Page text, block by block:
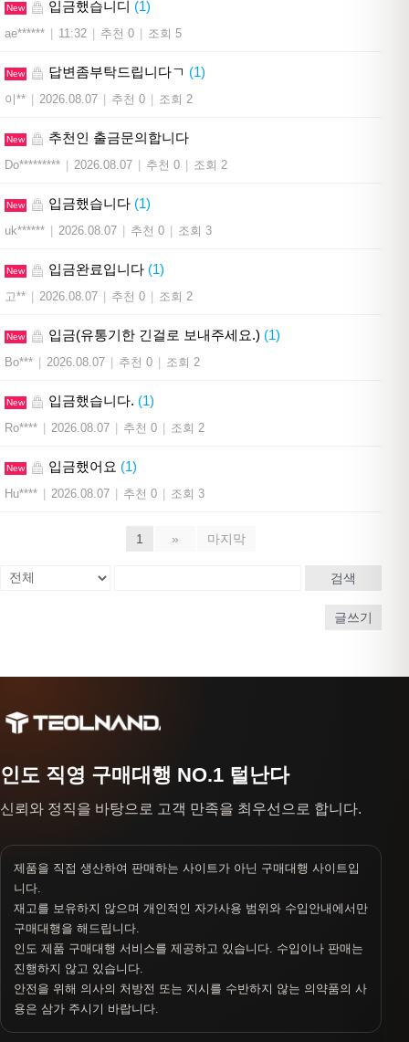
New 입금했습니디 (1)
ae****** 11:32 추천 0 조회 5
New 답변좀부탁드립니다ㄱ (1)
이** 2026.08.07 추천 0 조회 2
New 추천인 출금문의합니다
Do********* 2026.08.07 추천 0 조회 2
New 입금했습니다 (1)
uk****** 2026.08.07 추천 0 조회 3
New 입금완료입니다 (1)
고** 2026.08.07 추천 0 조회 2
New 입금(유통기한 긴걸로 보내주세요.) (1)
Bo*** 2026.08.07 추천 0 조회 2
New 입금했습니다. (1)
Ro**** 2026.08.07 추천 0 조회 2
New 입금했어요 (1)
Hu**** 2026.08.07 추천 0 조회 3
1 » 마지막
검색
글쓰기
인도 직영 구매대행 NO.1 털난다
신뢰와 정직을 바탕으로 고객 만족을 최우선으로 합니다.
제품을 직접 생산하여 판매하는 사이트가 아닌 구매대행 사이트입
니다.
재고를 보유하지 않으며 개인적인 자가사용 범위와 수입안내에서만
구매대행을 해드립니다.
인도 제품 구매대행 서비스를 제공하고 있습니다. 수입이나 판매는
진행하지 않고 있습니다.
안전을 위해 의사의 처방전 또는 지시를 수반하지 않는 의약품의 사
용은 삼가 주시기 바랍니다.